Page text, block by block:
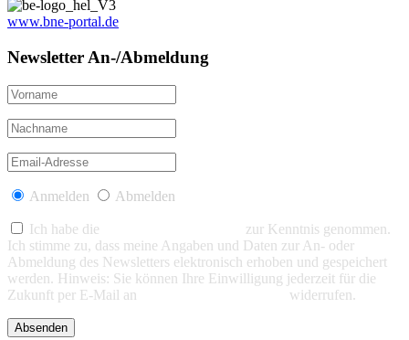
www.bne-portal.de
Newsletter An-/Abmeldung
Anmelden Abmelden
Ich habe die
zur Kenntnis genommen.
Ich stimme zu, dass meine Angaben und Daten zur An- oder
Abmeldung des Newsletters elektronisch erhoben und gespeichert
werden. Hinweis: Sie können Ihre Einwilligung jederzeit für die
Zukunft per E-Mail an
widerrufen.